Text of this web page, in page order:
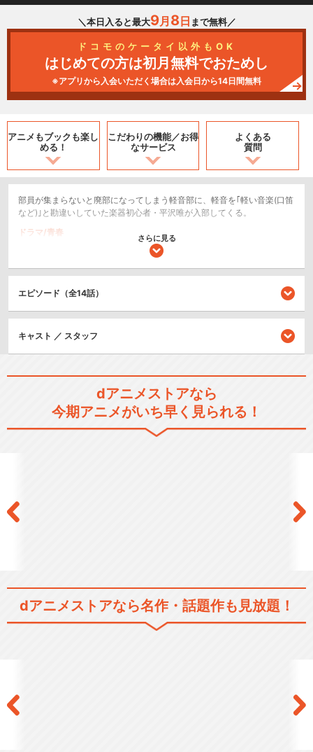
＼本日入ると最大9月 8日 まで無料／
ドコモのケータイ以外もOK
はじめての方は初月無料でおためし
※アプリから入会いただく場合は入会日から14日間無料
アニメもブックも楽し
める！
こだわりの機能／お得
なサービス
よくある
質問
部員が集まらないと廃部になってしまう軽音部に、軽音を｢軽い音楽(口笛
など)｣と勘違いしていた楽器初心者・平沢唯が入部してくる。
ドラマ/青春
シリーズ／関連のアニメ作品
けいおん！！
映画｢けいおん!｣
さらに見る
エピソード（全14話）
キャスト ／ スタッフ
dアニメストアなら
今期アニメがいち早く見られる！
dアニメストアなら名作・話題作も見放題！